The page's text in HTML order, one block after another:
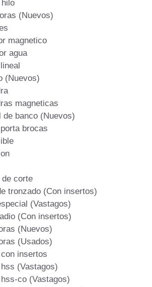
hilo
(Nuevos)
magnetico
agua
(Nuevos)
magneticas
de banco (Nuevos)
brocas
de corte
tronzado (Con insertos)
(Vastagos)
(Con insertos)
(Nuevos)
(Usados)
insertos
(Vastagos)
co (Vastagos)